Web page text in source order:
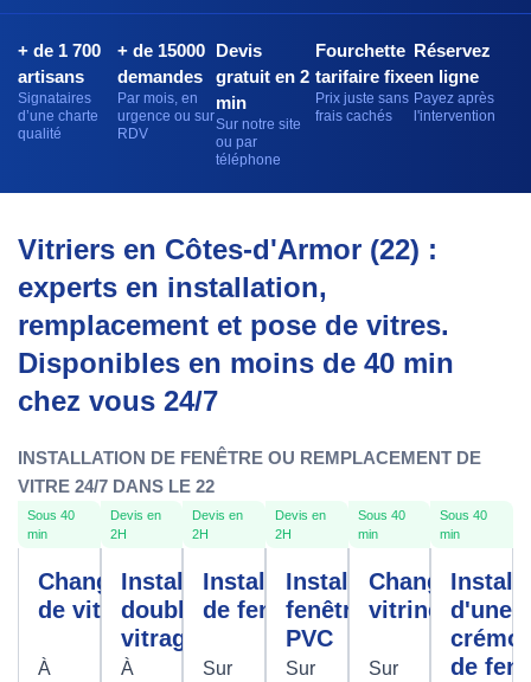
+ de 1 700
artisans
Signataires
d’une charte
qualité
+ de 15000
demandes
Par mois, en
urgence ou sur
RDV
Devis
gratuit en 2
min
Sur notre site
ou par
téléphone
Fourchette
tarifaire fixe
Prix juste sans
frais cachés
Réservez
en ligne
Payez après
l'intervention
Vitriers en Côtes-d'Armor (22) :
experts en installation,
remplacement et pose de vitres.
Disponibles en moins de 40 min
chez vous 24/7
INSTALLATION DE FENÊTRE OU REMPLACEMENT DE
VITRE 24/7 DANS LE 22
Sous 40
min
Changement
de vitre
À
Devis en
2H
Installation
double
vitrage
À
Devis en
2H
Installation
de fenêtre
Sur
Devis en
2H
Installation
fenêtre
PVC
Sur
Sous 40
min
Changement
vitrine
Sur
Sous 40
min
d'une
de